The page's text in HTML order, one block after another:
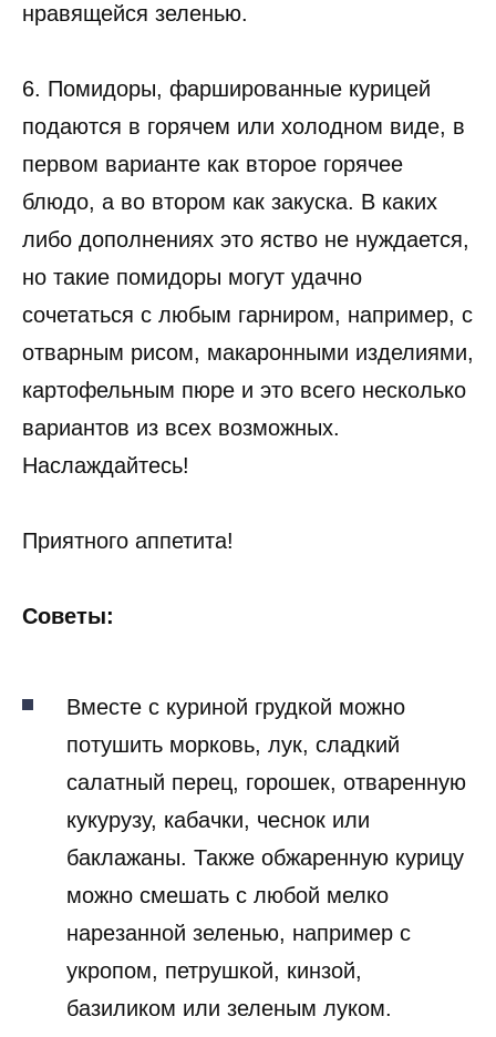
нравящейся зеленью.
6. Помидоры, фаршированные курицей
подаются в горячем или холодном виде, в
первом варианте как второе горячее
блюдо, а во втором как закуска. В каких
либо дополнениях это яство не нуждается,
но такие помидоры могут удачно
сочетаться с любым гарниром, например, с
отварным рисом, макаронными изделиями,
картофельным пюре и это всего несколько
вариантов из всех возможных.
Наслаждайтесь!
Приятного аппетита!
Советы:
Вместе с куриной грудкой можно
потушить морковь, лук, сладкий
салатный перец, горошек, отваренную
кукурузу, кабачки, чеснок или
баклажаны. Также обжаренную курицу
можно смешать с любой мелко
нарезанной зеленью, например с
укропом, петрушкой, кинзой,
базиликом или зеленым луком.